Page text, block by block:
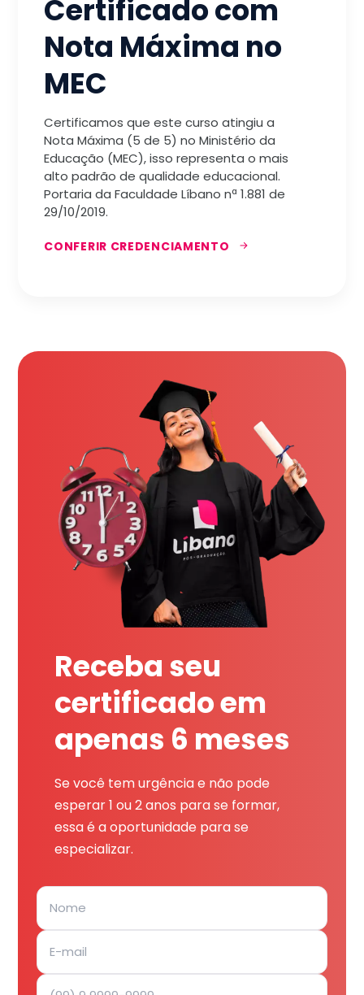
Certificado com
Nota Máxima no
MEC
Certificamos que este curso atingiu a
Nota Máxima (5 de 5) no Ministério da
Educação (MEC), isso representa o mais
alto padrão de qualidade educacional.
Portaria da Faculdade Líbano nª 1.881 de
29/10/2019.
CONFERIR CREDENCIAMENTO
Receba seu
certificado em
apenas 6 meses
Se você tem urgência e não pode
esperar 1 ou 2 anos para se formar,
essa é a oportunidade para se
especializar.